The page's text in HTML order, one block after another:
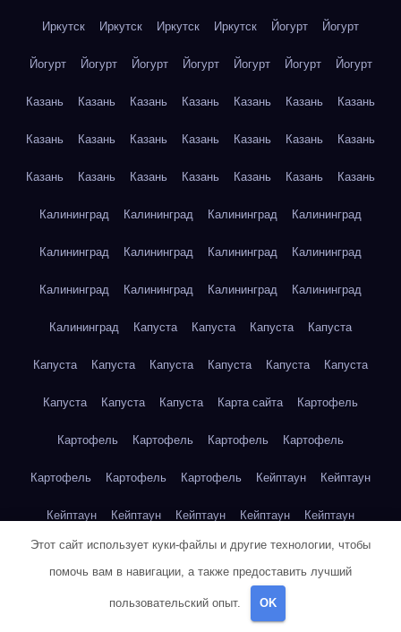
Иркутск Иркутск Иркутск Иркутск Йогурт Йогурт
Йогурт Йогурт Йогурт Йогурт Йогурт Йогурт Йогурт
Казань Казань Казань Казань Казань Казань Казань
Казань Казань Казань Казань Казань Казань Казань
Казань Казань Казань Казань Казань Казань Казань
Калининград Калининград Калининград Калининград
Калининград Калининград Калининград Калининград
Калининград Калининград Калининград Калининград
Калининград Капуста Капуста Капуста Капуста
Капуста Капуста Капуста Капуста Капуста Капуста
Капуста Капуста Капуста Карта сайта Картофель
Картофель Картофель Картофель Картофель
Картофель Картофель Картофель Кейптаун Кейптаун
Кейптаун Кейптаун Кейптаун Кейптаун Кейптаун
Кейптаун Кейптаун Кейптаун Кейптаун Кейптаун
Кейптаун
Этот сайт использует куки-файлы и другие технологии, чтобы
помочь вам в навигации, а также предоставить лучший
пользовательский опыт. OK